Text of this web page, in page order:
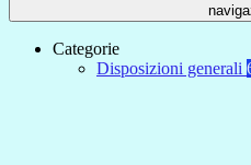
Categorie
Disposizioni generali